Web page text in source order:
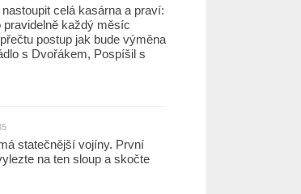
celá kasárna a praví:
pravidelně každý měsíc
postup jak bude výměna
s Dvořákem, Pospíšil s
statečnější vojíny. První
na ten sloup a skočte